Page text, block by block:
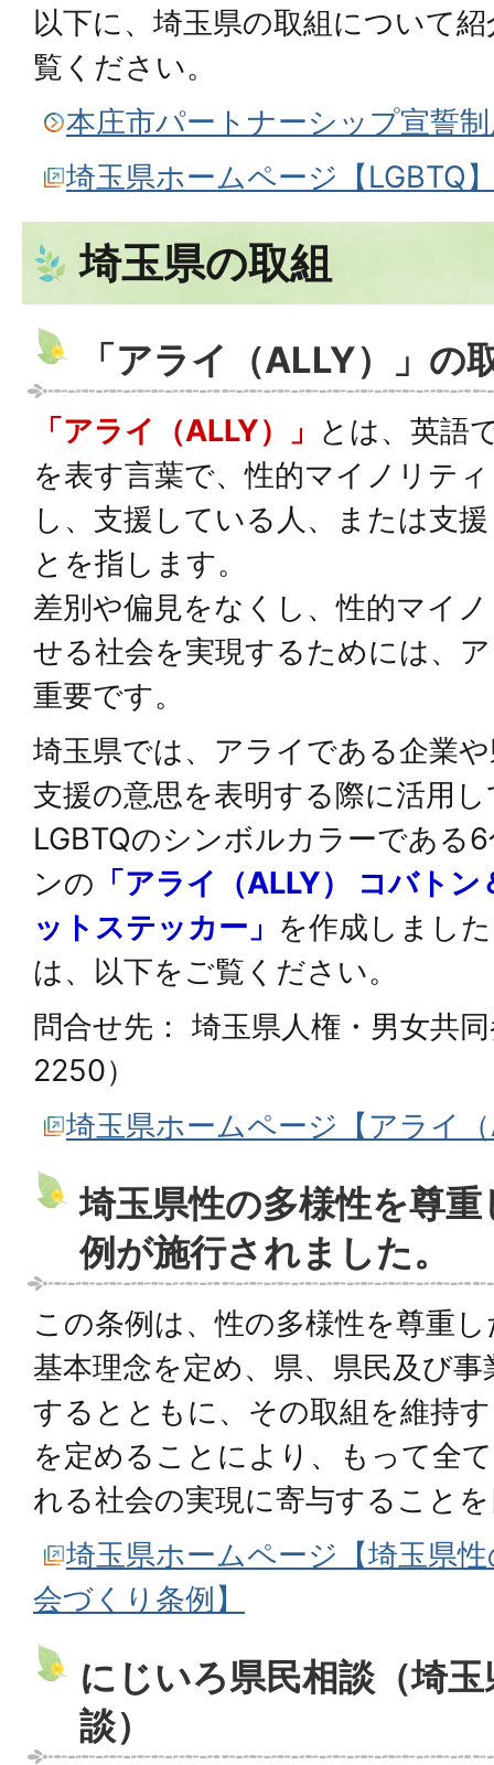
以下に、埼玉県の取組について
覧ください。
本庄市パートナーシップ宣誓
埼玉県ホームページ【LGBTQ
埼玉県の取組
「アライ（ALLY）」の
「アライ（ALLY）」 とは、英語
を表す言葉で、性的マイノリテ
し、支援している人、または支
とを指します。
差別や偏見をなくし、性的マイ
せる社会を実現するためには、
重要です。
埼玉県では、アライである企業
支援の意思を表明する際に活⽤
LGBTQのシンボルカラーである
ンの 「アライ（ALLY） コバト
ットステッカー」 を作成しまし
は、以下をご覧ください。
問合せ先： 埼玉県人権・男女共
2250）
埼玉県ホームページ【アライ
埼玉県性の多様性を尊
例が施行されました。
この条例は、性の多様性を尊重
基本理念を定め、県、県民及び
するとともに、その取組を維持
を定めることにより、もって全
れる社会の実現に寄与すること
埼玉県ホームページ【埼玉県
会づくり条例】
にじいろ県民相談（埼
談）